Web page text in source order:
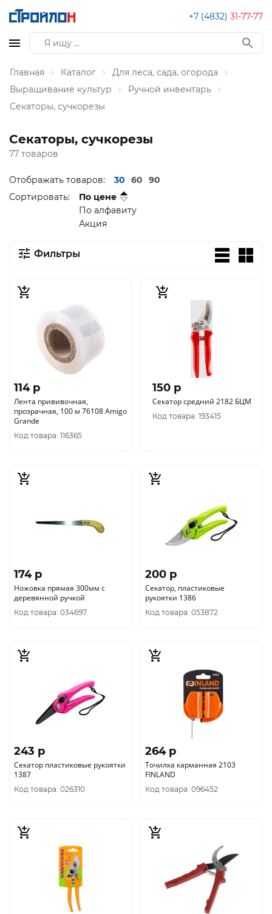
+7 (4832) 31-77-77
Главная Каталог
Для леса, сада, огорода
Выращивание культур
Ручной инвентарь
Секаторы, сучкорезы
Секаторы, сучкорезы
77 товаров
Отображать товаров: 30 60
90
Сортировать:
По цене
По алфавиту
Акция
Фильтры
114 p
Лента прививочная,
прозрачная, 100 м 76108 Amigo
Grande
Код товара: 116365
150 p
Секатор средний 2182 БЦМ
Код товара: 193415
174 p
Ножовка прямая 300мм с
деревянной ручкой
Код товара: 034697
200 p
Секатор, пластиковые
рукоятки 1386
Код товара: 053872
243 p
Секатор пластиковые рукоятки
1387
Код товара: 026310
264 p
Точилка карманная 2103
FINLAND
Код товара: 096452